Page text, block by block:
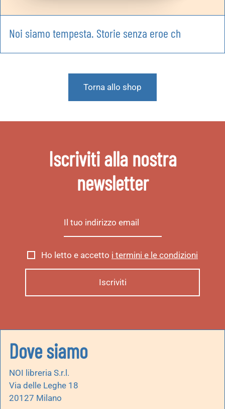
Noi siamo tempesta. Storie senza eroe ch
Torna allo shop
Iscriviti alla nostra
newsletter
Ho letto e accetto i termini e le condizioni
Dove siamo
NOI libreria S.r.l.
Via delle Leghe 18
20127 Milano